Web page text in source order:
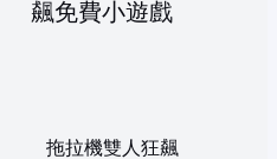
拖拉機雙人狂飆